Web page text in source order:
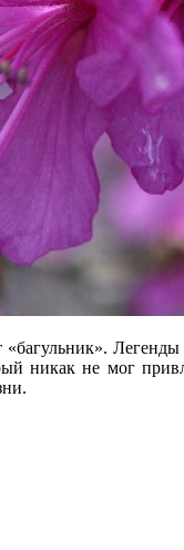
никак не мог